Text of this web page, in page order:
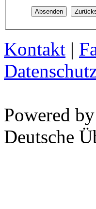
Kontakt |
Powered by
Deutsche